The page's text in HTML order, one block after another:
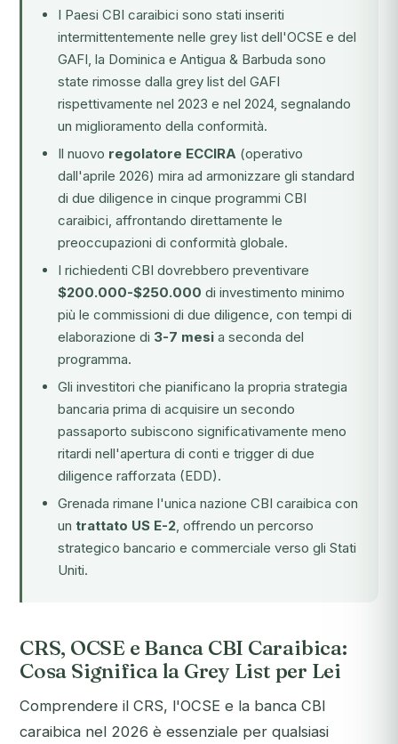
I Paesi CBI caraibici sono stati inseriti
intermittentemente nelle grey list dell'OCSE e del
GAFI, la Dominica e Antigua & Barbuda sono
state rimosse dalla grey list del GAFI
rispettivamente nel 2023 e nel 2024, segnalando
un miglioramento della conformità.
Il nuovo regolatore ECCIRA (operativo
dall'aprile 2026) mira ad armonizzare gli standard
di due diligence in cinque programmi CBI
caraibici, affrontando direttamente le
preoccupazioni di conformità globale.
I richiedenti CBI dovrebbero preventivare
$200.000-$250.000 di investimento minimo
più le commissioni di due diligence, con tempi di
elaborazione di 3-7 mesi a seconda del
programma.
Gli investitori che pianificano la propria strategia
bancaria prima di acquisire un secondo
passaporto subiscono significativamente meno
ritardi nell'apertura di conti e trigger di due
diligence rafforzata (EDD).
Grenada rimane l'unica nazione CBI caraibica con
un trattato US E-2, offrendo un percorso
strategico bancario e commerciale verso gli Stati
Uniti.
CRS, OCSE e Banca CBI Caraibica:
Cosa Significa la Grey List per Lei
Comprendere il CRS, l'OCSE e la banca CBI
caraibica nel 2026 è essenziale per qualsiasi